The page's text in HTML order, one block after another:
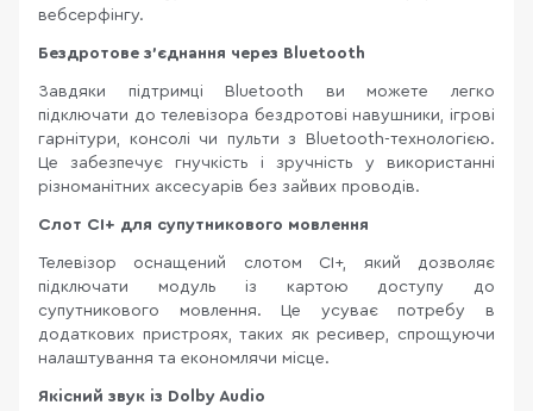
вебсерфінгу.
Бездротове з’єднання через Bluetooth
Завдяки підтримці Bluetooth ви можете легко
підключати до телевізора бездротові навушники, ігрові
гарнітури, консолі чи пульти з Bluetooth-технологією.
Це забезпечує гнучкість і зручність у використанні
різноманітних аксесуарів без зайвих проводів.
Слот CI+ для супутникового мовлення
Телевізор оснащений слотом CI+, який дозволяє
підключати модуль із картою доступу до
супутникового мовлення. Це усуває потребу в
додаткових пристроях, таких як ресивер, спрощуючи
налаштування та економлячи місце.
Якісний звук із Dolby Audio